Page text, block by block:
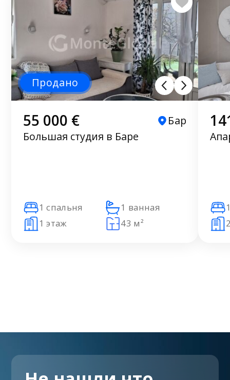
Продано
55 000 €
Бар
Большая студия в Баре
1 спальня
1 ванная
1 этаж
43 м²